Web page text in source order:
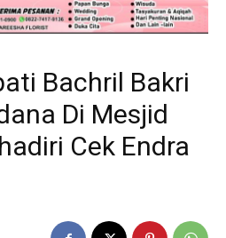
Bachril Bakri
Di Mesjid
Cek Endra